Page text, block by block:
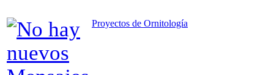
Proyectos de Ornitología